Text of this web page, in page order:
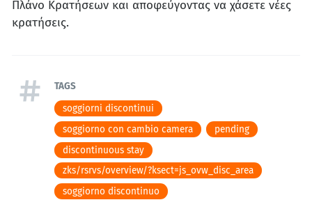
Πλάνο Κρατήσεων και αποφεύγοντας να χάσετε νέες
κρατήσεις.
TAGS
soggiorni discontinui
soggiorno con cambio camera
pending
discontinuous stay
zks/rsrvs/overview/?ksect=js_ovw_disc_area
soggiorno discontinuo